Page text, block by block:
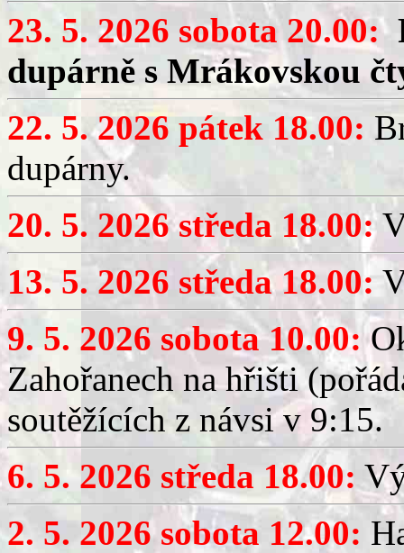
23. 5. 2026 sobota 20.00:
dupárně s Mrákovskou
22. 5. 2026 pátek 18.00:
dupárny.
20. 5. 2026 středa 18.00:
13. 5. 2026 středa 18.00:
9. 5. 2026 sobota 10.00:
Zahořanech na hřišti
soutěžících z návsi v 9:15.
6. 5. 2026 středa 18.00:
2. 5. 2026 sobota 12.00: